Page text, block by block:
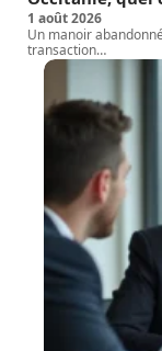
1 août 2026
Un manoir
transaction…